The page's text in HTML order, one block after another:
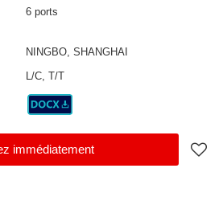
6 ports
NINGBO, SHANGHAI
L/C, T/T
immédiatement